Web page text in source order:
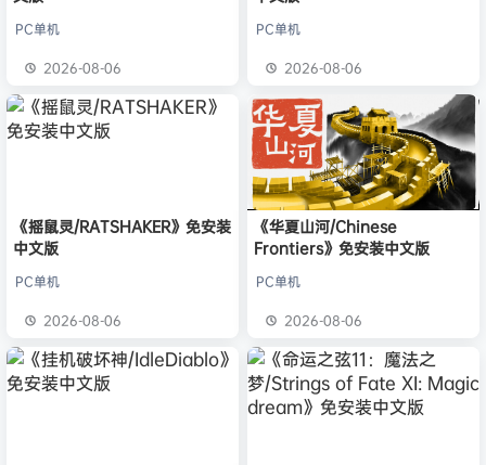
PC单机
2026-08-06
PC单机
2026-08-06
《摇鼠灵/RATSHAKER》免安装
中文版
PC单机
2026-08-06
《华夏山河/Chinese
Frontiers》免安装中文版
PC单机
2026-08-06